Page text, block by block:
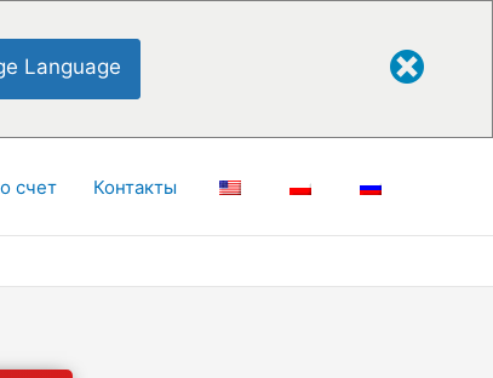
Language
счет Контакты